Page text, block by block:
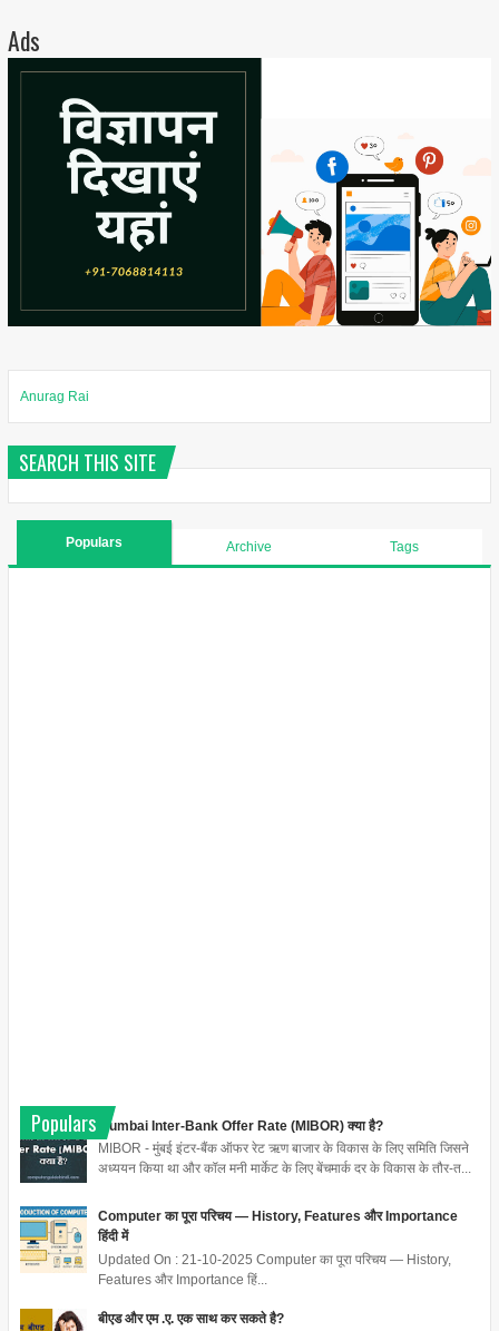
Ads
Anurag Rai
SEARCH THIS SITE
Populars Archive Tags
Populars
Mumbai Inter-Bank Offer Rate (MIBOR) क्या है?
MIBOR - मुंबई इंटर-बैंक ऑफर रेट ऋण बाजार के विकास के लिए समिति जिसने
अध्ययन किया था और कॉल मनी मार्केट के लिए बेंचमार्क दर के विकास के तौर-त...
Computer का पूरा परिचय — History, Features और Importance
हिंदी में
Updated On : 21-10-2025 Computer का पूरा परिचय — History,
Features और Importance हिं...
बीएड और एम .ए. एक साथ कर सकते है?